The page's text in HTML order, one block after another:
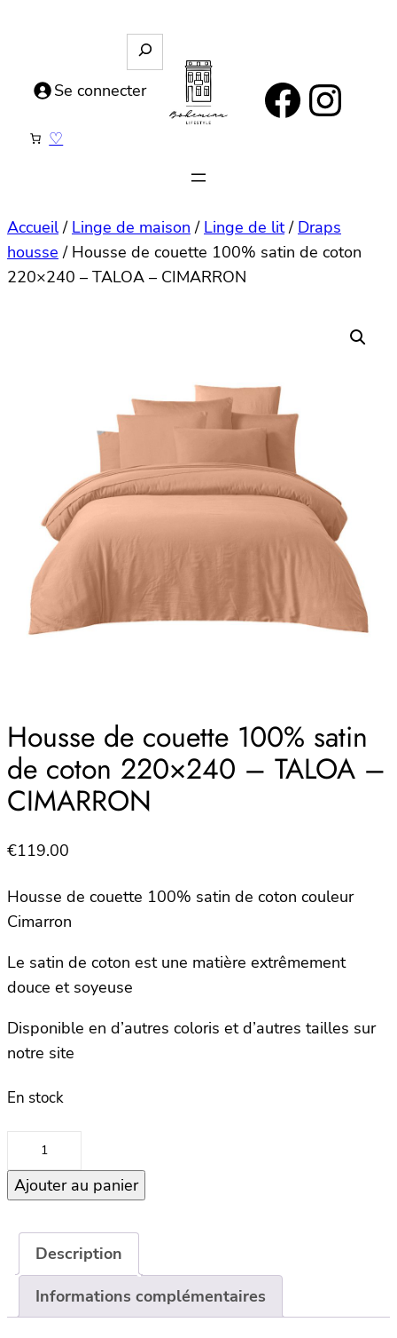
https://www.facebook.com/bohemianlifestyle.be Instagram
e
c
e
Se connecter
♡
Accueil/ Linge de maison / Linge de lit/ Draps
housse / Housse de couette 100% satin de coton
220×240 – TALOA – CIMARRON
Housse de couette 100% satin
de coton 220×240 – TALOA –
CIMARRON
€119.00
Housse de couette 100% satin de coton couleur
Cimarron
Le satin de coton est une matière extrêmement
douce et soyeuse
Disponible en d’autres coloris et d’autres tailles sur
notre site
En stock
quantité
Housse
couette
100%
satin
coton
Ajouter au panier
Description
Informations complémentaires